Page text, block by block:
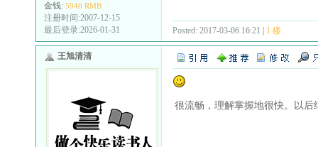
金钱: 5940 RMB
注册时间:2007-12-15
最后登录:2026-01-31
Posted: 2017-03-06 16:21 | 1 楼
王旭清清
很流畅，理解掌握地很快。以